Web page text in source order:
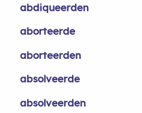
abdiqueerden
aborteerde
aborteerden
absolveerde
absolveerden